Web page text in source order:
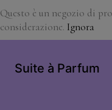
Questo è un negozio di
considerazione. Ignora
Suite à Parfum